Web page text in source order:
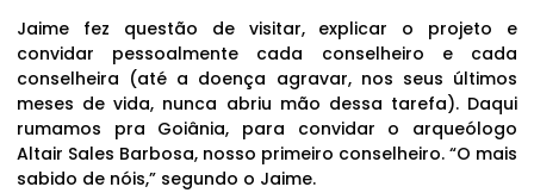
Jaime fez questão de visitar, explicar o projeto e
convidar pessoalmente cada conselheiro e cada
conselheira (até a doença agravar, nos seus últimos
meses de vida, nunca abriu mão dessa tarefa). Daqui
rumamos pra Goiânia, para convidar o arqueólogo
Altair Sales Barbosa, nosso primeiro conselheiro. “O mais
sabido de nóis,” segundo o Jaime.